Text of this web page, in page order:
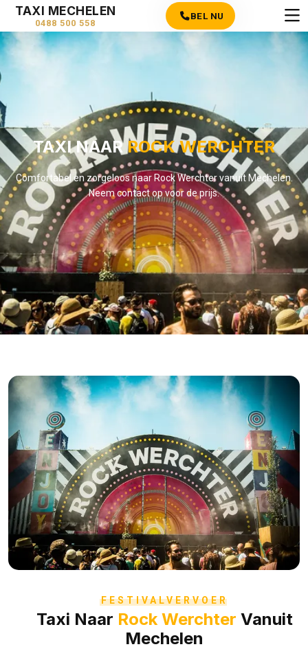
TAXI MECHELEN
0488 500 558
BEL NU
TAXI NAARROCK WERCHTER
Comfortabel en zorgeloos naar Rock Werchter vanuit Mechelen.
Neem contact op voor de prijs.
FESTIVALVERVOER
Taxi Naar Rock Werchter Vanuit
Mechelen